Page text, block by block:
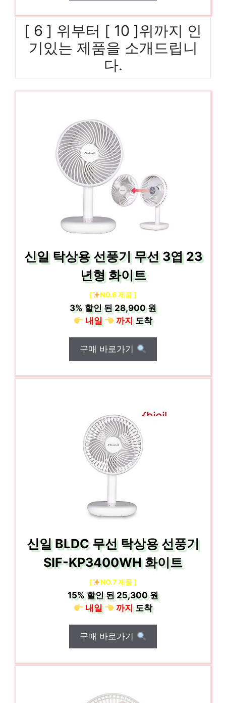
[ 6 ] 위부터 [ 10 ]위까지 인
기있는 제품을 소개드립니
다.
신일 탁상용 선풍기 무선 3엽 23
년형 화이트
[ NO.6 제품 ]
3%할인 된28,900 원
내일
까지도착
구매 바로가기
신일 BLDC 무선 탁상용 선풍기
SIF-KP3400WH 화이트
[ NO.7 제품 ]
15%할인 된25,300 원
내일
까지도착
구매 바로가기